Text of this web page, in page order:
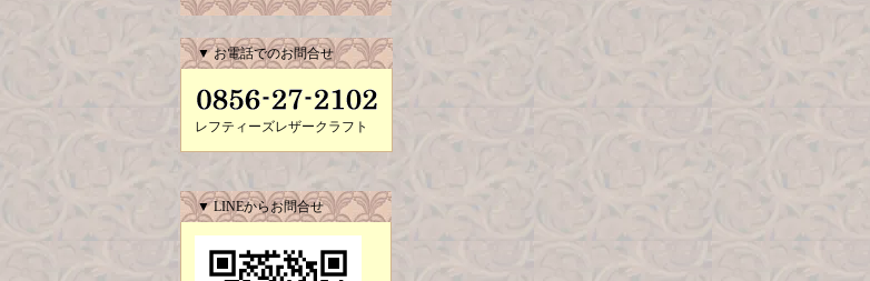
▼ お電話でのお問合せ
レフティーズレザークラフト
▼ LINEからお問合せ